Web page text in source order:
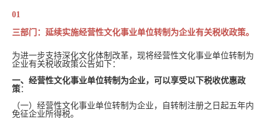
01
三部门：延续实施经营性文化事业单位转制为企业有关税收政策。
为进一步支持深化文化体制改革，现将经营性文化事业单位转制为
企业有关税收政策公告如下：
一、经营性文化事业单位转制为企业，可以享受以下税收优惠政
策：
（一）经营性文化事业单位转制为企业，自转制注册之日起五年内
免征企业所得税。